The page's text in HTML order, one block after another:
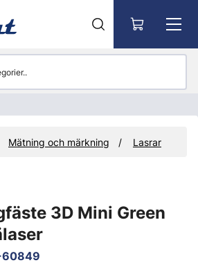
Mätning och märkning Lasrar
3D Mini Green